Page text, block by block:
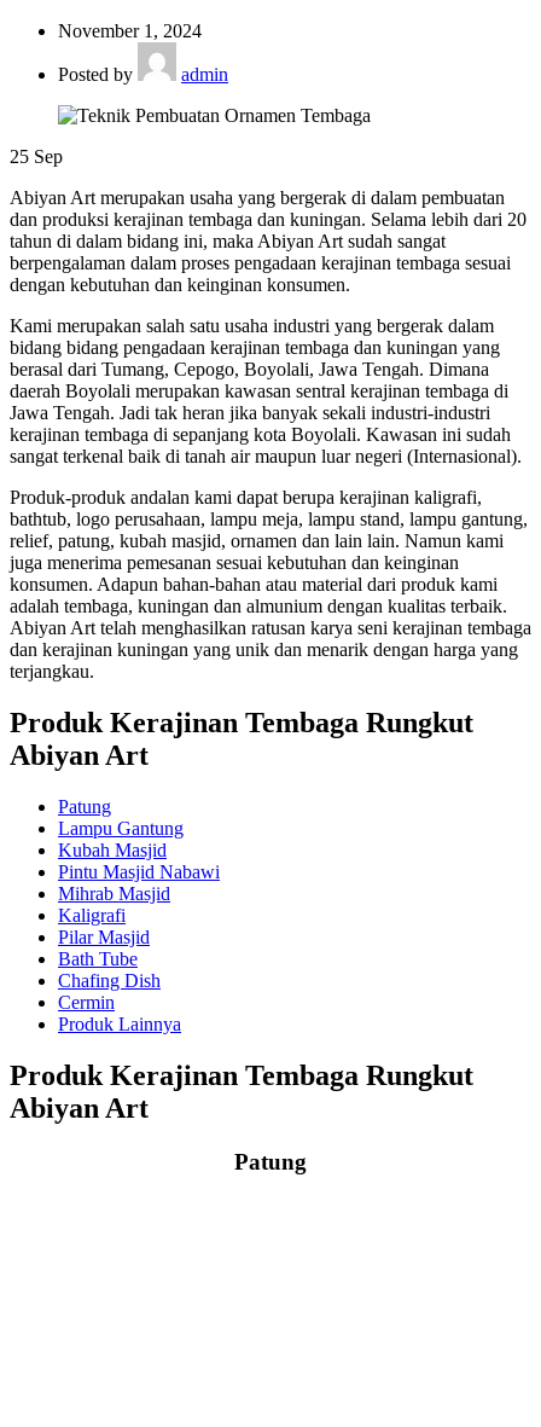
November 1, 2024
Posted by admin
25 Sep
Abiyan Art merupakan usaha yang bergerak di dalam pembuatan
dan produksi kerajinan tembaga dan kuningan. Selama lebih dari 20
tahun di dalam bidang ini, maka Abiyan Art sudah sangat
berpengalaman dalam proses pengadaan kerajinan tembaga sesuai
dengan kebutuhan dan keinginan konsumen.
Kami merupakan salah satu usaha industri yang bergerak dalam
bidang bidang pengadaan kerajinan tembaga dan kuningan yang
berasal dari Tumang, Cepogo, Boyolali, Jawa Tengah. Dimana
daerah Boyolali merupakan kawasan sentral kerajinan tembaga di
Jawa Tengah. Jadi tak heran jika banyak sekali industri-industri
kerajinan tembaga di sepanjang kota Boyolali. Kawasan ini sudah
sangat terkenal baik di tanah air maupun luar negeri (Internasional).
Produk-produk andalan kami dapat berupa kerajinan kaligrafi,
bathtub, logo perusahaan, lampu meja, lampu stand, lampu gantung,
relief, patung, kubah masjid, ornamen dan lain lain. Namun kami
juga menerima pemesanan sesuai kebutuhan dan keinginan
konsumen. Adapun bahan-bahan atau material dari produk kami
adalah tembaga, kuningan dan almunium dengan kualitas terbaik.
Abiyan Art telah menghasilkan ratusan karya seni kerajinan tembaga
dan kerajinan kuningan yang unik dan menarik dengan harga yang
terjangkau.
Produk Kerajinan Tembaga Rungkut
Abiyan Art
Patung
Lampu Gantung
Kubah Masjid
Pintu Masjid Nabawi
Mihrab Masjid
Kaligrafi
Pilar Masjid
Bath Tube
Chafing Dish
Cermin
Produk Lainnya
Produk Kerajinan Tembaga Rungkut
Abiyan Art
Patung